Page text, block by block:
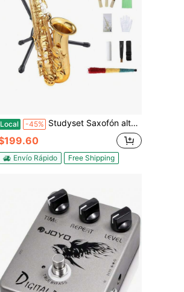
Local -45% Studyset Saxofón alto Eb AS-100, saxofón alto de laca dorada con juego completo que incluye paño de limpieza, guantes, cepillo, boquilla, correa, soporte, estuche de tubo, saxofón para principiantes
Envío Rápido Free Shipping